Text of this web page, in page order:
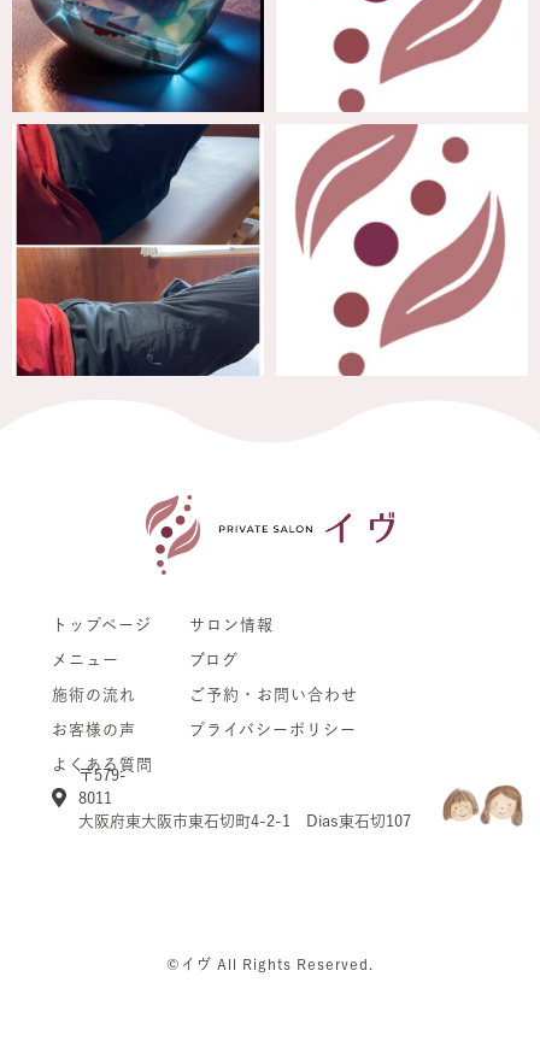
3月 1
トップページ
メニュー
施術の流れ
お客様の声
よくある質問
サロン情報
ブログ
ご予約・お問い合わせ
プライバシーポリシー
〒579-
大阪府東大阪市東石切町4-2-1 Dias東石切107
©イヴ All Rights Reserved.